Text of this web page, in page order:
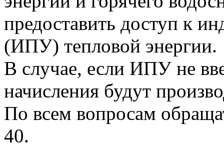
предоставить доступ к
(ИПУ) тепловой энергии.
В случае, если ИПУ не
начисления будут
По всем вопросам
40.